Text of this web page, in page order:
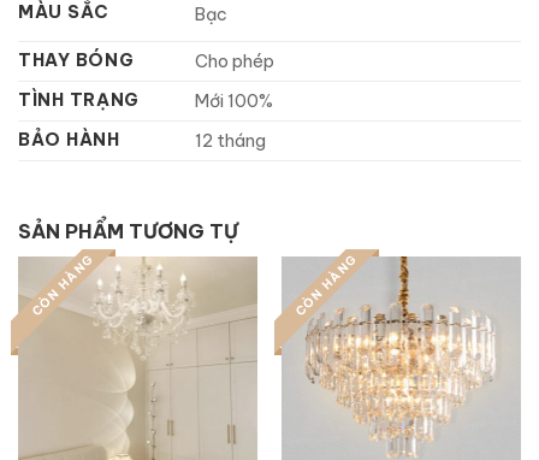
MÀU SẮC Bạc
THAY BÓNG
Cho phép
TÌNH TRẠNG
Mới 100%
BẢO HÀNH
12 tháng
SẢN PHẨM TƯƠNG TỰ
CÒN HÀNG CÒN HÀNG